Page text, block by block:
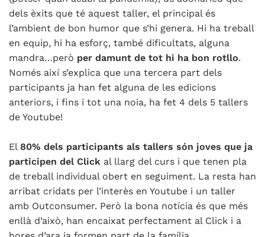
dels èxits que té aquest taller, el principal és
l’ambient de bon humor que s’hi genera. Hi ha treball
en equip, hi ha esforç, també dificultats, alguna
mandra…però per damunt de tot hi ha bon rotllo.
Només així s’explica que una tercera part dels
participants ja han fet alguna de les edicions
anteriors, i fins i tot una noia, ha fet 4 dels 5 tallers
de Youtube!
El 80% dels participants als tallers són joves que ja
participen del Click al llarg del curs i que tenen pla
de treball individual obert en seguiment. La resta han
arribat cridats per l’interès en Youtube i un taller
amb Outconsumer. Però la bona notícia és que més
enllà d’això, han encaixat perfectament al Click i a